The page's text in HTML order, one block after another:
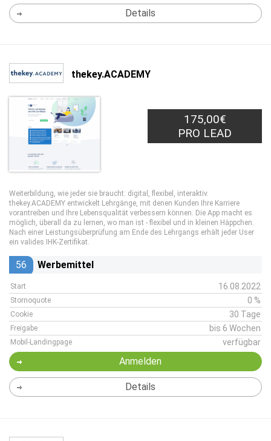
Details
thekey.ACADEMY
175,00€
PRO LEAD
Weiterbildung, wie jeder sie braucht: digital, flexibel, interaktiv.
thekey.ACADEMY entwickelt Lehrgänge, mit denen Kunden Ihre Karriere
vorantreiben und Ihre Lebensqualität verbessern können. Die App macht es
möglich, überall da zu lernen, wo man ist - flexibel und in kleinen Häppchen.
Nach einer Leistungsüberprüfung am Ende des Lehrgangs erhält jeder User
ein valides IHK-Zertifikat.
56 Werbemittel
Start 16.08.2022
Stornoquote 0 %
Cookie 30 Tage
Freigabe bis 6 Wochen
Mobil-Landingpage verfügbar
Anmelden
Details